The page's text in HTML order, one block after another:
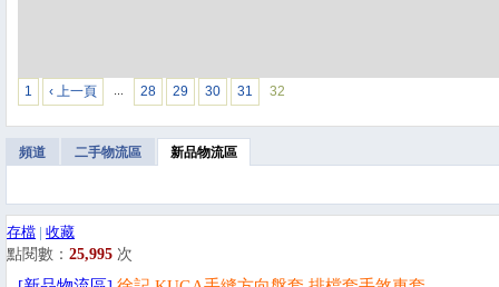
1 ‹ 上一頁 … 28 29 30 31 32
頻道 二手物流區 新品物流區
存檔 | 收藏
點閱數： 25,995 次